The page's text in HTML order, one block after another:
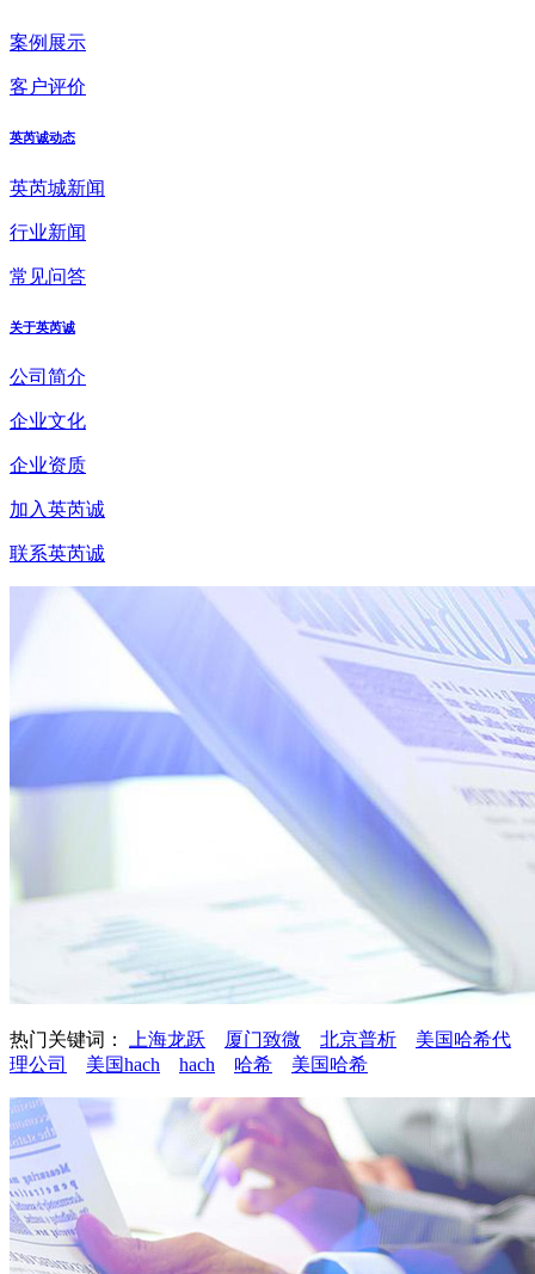
案例展示
客户评价
英芮诚动态
英芮城新闻
行业新闻
常见问答
关于英芮诚
公司简介
企业文化
企业资质
加入英芮诚
联系英芮诚
热门关键词： 上海龙跃 厦门致微 北京普析
美国哈希代
理公司
美国hach hach 哈希 美国哈希